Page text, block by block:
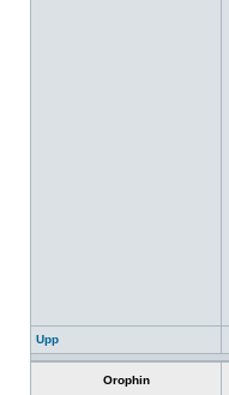
Upp
Orophin